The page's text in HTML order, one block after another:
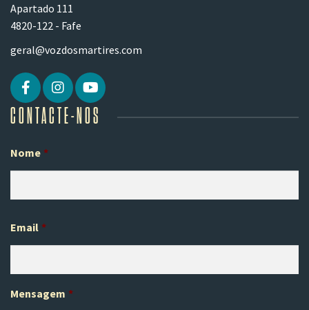
Apartado 111
4820-122 - Fafe
geral@vozdosmartires.com
CONTACTE-NOS
Nome *
Email *
Mensagem *